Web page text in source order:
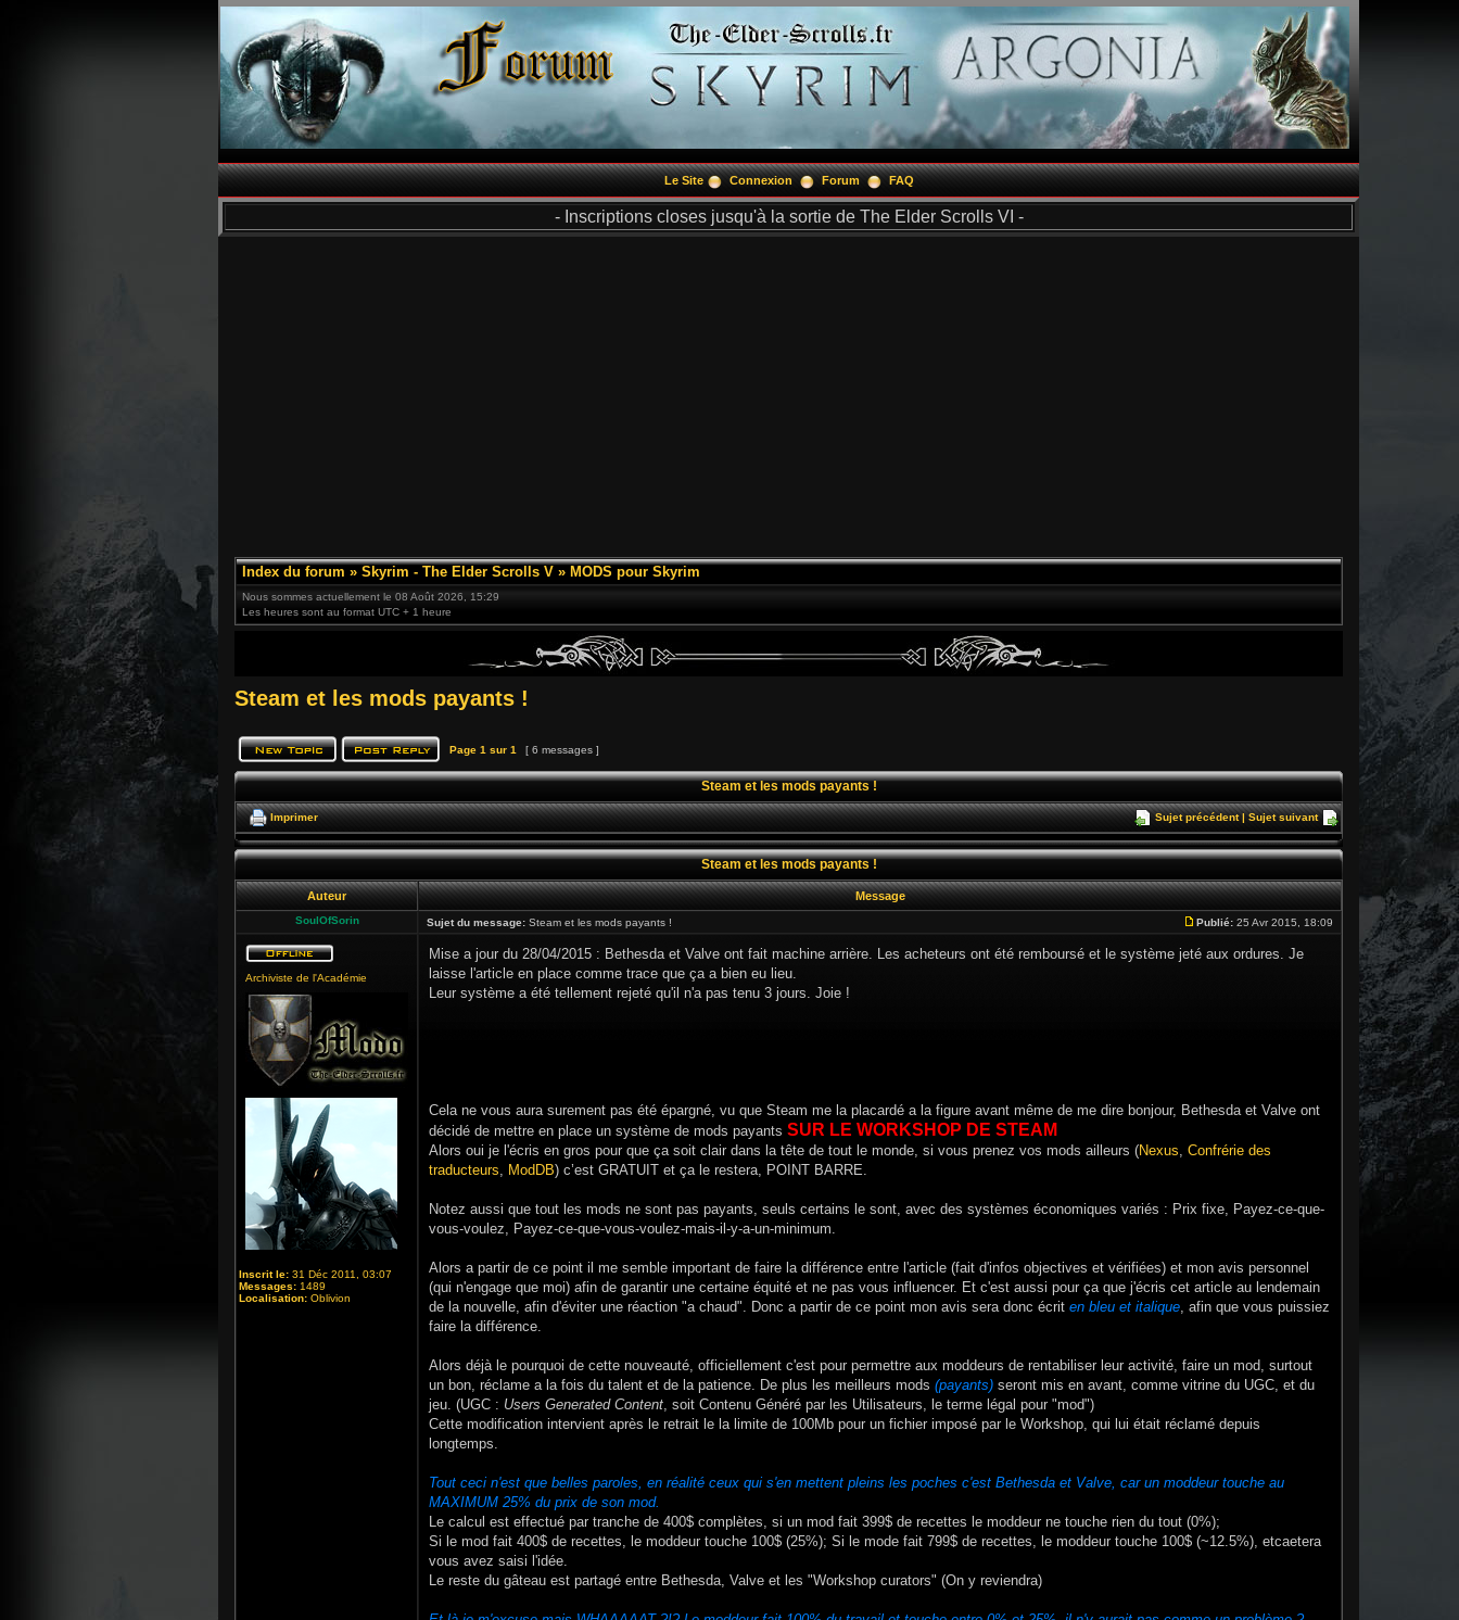
Le Site Connexion Forum FAQ
- Inscriptions closes jusqu'à la sortie de The Elder Scrolls VI -
Index du forum » Skyrim - The Elder Scrolls V » MODS pour Skyrim
Nous sommes actuellement le 08 Août 2026, 15:29
Les heures sont au format UTC + 1 heure
Steam et les mods payants !
Page 1 sur 1 [ 6 messages ]
Steam et les mods payants !
Imprimer Sujet précédent|Sujet suivant
Steam et les mods payants !
Auteur Message
SoulOfSorin Sujet du message: Steam et les mods payants ! Publié: 25 Avr 2015, 18:09
Archiviste de l'Académie
Inscrit le: 31 Déc 2011, 03:07
Messages: 1489
Localisation: Oblivion
Mise a jour du 28/04/2015 : Bethesda et Valve ont fait machine arrière. Les acheteurs ont été remboursé et le système jeté aux ordures. Je
laisse l'article en place comme trace que ça a bien eu lieu.
Leur système a été tellement rejeté qu'il n'a pas tenu 3 jours. Joie !
Cela ne vous aura surement pas été épargné, vu que Steam me la placardé a la figure avant même de me dire bonjour, Bethesda et Valve ont
décidé de mettre en place un système de mods payants SUR LE WORKSHOP DE STEAM
Alors oui je l'écris en gros pour que ça soit clair dans la tête de tout le monde, si vous prenez vos mods ailleurs (Nexus, Confrérie des
traducteurs, ModDB) c’est GRATUIT et ça le restera, POINT BARRE.
Notez aussi que tout les mods ne sont pas payants, seuls certains le sont, avec des systèmes économiques variés : Prix fixe, Payez-ce-que-
vous-voulez, Payez-ce-que-vous-voulez-mais-il-y-a-un-minimum.
Alors a partir de ce point il me semble important de faire la différence entre l'article (fait d'infos objectives et vérifiées) et mon avis personnel
(qui n'engage que moi) afin de garantir une certaine équité et ne pas vous influencer. Et c'est aussi pour ça que j'écris cet article au lendemain
de la nouvelle, afin d'éviter une réaction "a chaud". Donc a partir de ce point mon avis sera donc écrit en bleu et italique, afin que vous puissiez
faire la différence.
Alors déjà le pourquoi de cette nouveauté, officiellement c'est pour permettre aux moddeurs de rentabiliser leur activité, faire un mod, surtout
un bon, réclame a la fois du talent et de la patience. De plus les meilleurs mods (payants) seront mis en avant, comme vitrine du UGC, et du
jeu. (UGC : Users Generated Content, soit Contenu Généré par les Utilisateurs, le terme légal pour "mod")
Cette modification intervient après le retrait le la limite de 100Mb pour un fichier imposé par le Workshop, qui lui était réclamé depuis
longtemps.
Tout ceci n'est que belles paroles, en réalité ceux qui s'en mettent pleins les poches c'est Bethesda et Valve, car un moddeur touche au
MAXIMUM 25% du prix de son mod.
Le calcul est effectué par tranche de 400$ complètes, si un mod fait 399$ de recettes le moddeur ne touche rien du tout (0%);
Si le mod fait 400$ de recettes, le moddeur touche 100$ (25%); Si le mode fait 799$ de recettes, le moddeur touche 100$ (~12.5%), etcaetera
vous avez saisi l'idée.
Le reste du gâteau est partagé entre Bethesda, Valve et les "Workshop curators" (On y reviendra)